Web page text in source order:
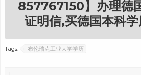
857767150】办理德
证明信,买德国本科
Tags: 布伦瑞克工业大学学历